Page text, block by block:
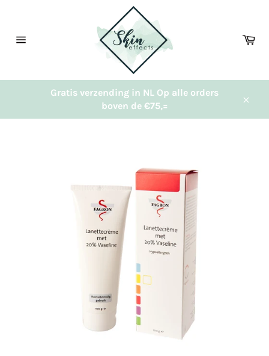
content
Gratis verzending in NL Op alle orders
boven de €75,=